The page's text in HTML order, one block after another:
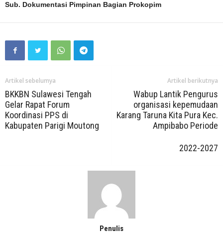
Sub. Dokumentasi Pimpinan Bagian Prokopim
Artikel sebelumya
BKKBN Sulawesi Tengah
Gelar Rapat Forum
Koordinasi PPS di
Kabupaten Parigi Moutong
Artikel berikutnya
Wabup Lantik Pengurus
organisasi kepemudaan
Karang Taruna Kita Pura Kec.
Ampibabo Periode
2022-2027
Penulis